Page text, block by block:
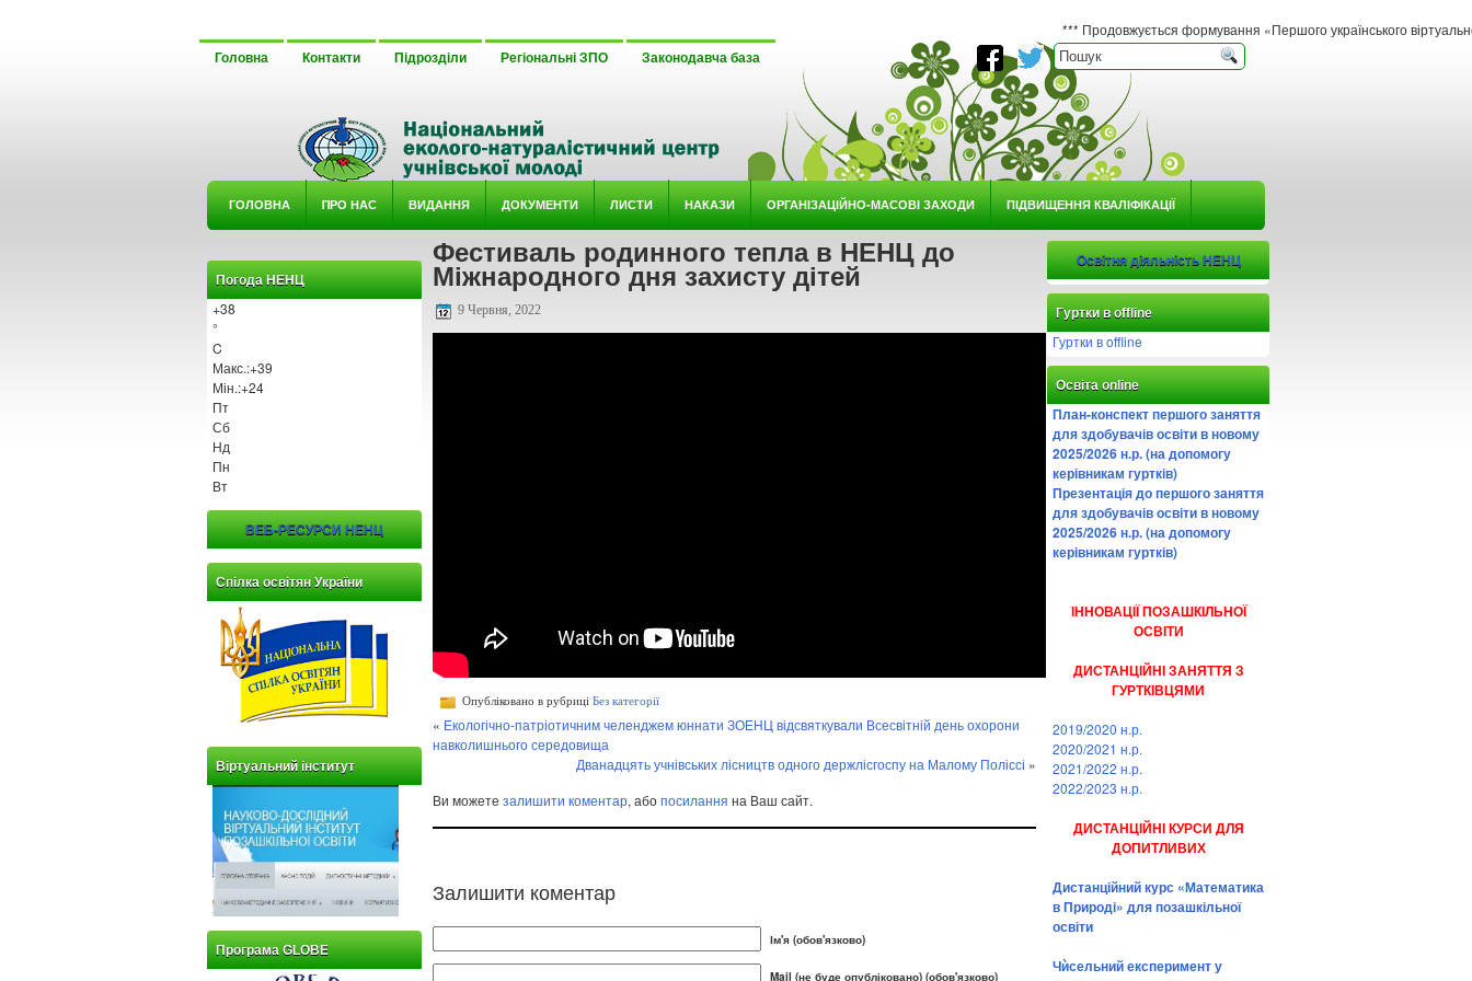
*** Продовжується формування «Першого українського віртуального
Головна Контакти Підрозділи Регіональні ЗПО Законодавча база
ГОЛОВНА ΠРО НАС ВИДАННЯ ДОКУМЕНТИ ЛИСТИ НАКАЗИ ОРГАНІЗАЦІЙНО-МАСОВІ ЗАХОДИ ПІДВИЩЕННЯ КВАЛІФІКАЦІЇ
Погода НЕНЦ
+38
°
C
Макс.:+39
Мін.:+24
Пт
Сб
Нд
Пн
Вт
ВЕБ-РЕСУРСИ НЕНЦ
Спілка освітян України
Віртуальний інститут
Програма GLOBE
Фестиваль родинного тепла в НЕНЦ до
Міжнародного дня захисту дітей
9 Червня, 2022
Опубліковано в рубриці Без категорії
« Екологічно-патріотичним челенджем юннати ЗОЕНЦ відсвяткували Всесвітній день охорони
навколишнього середовища
Дванадцять учнівських лісництв одного держлісгоспу на Малому Поліссі »
Ви можете залишити коментар, абопосилання на Ваш сайт.
Залишити коментар
Ім'я (обов'язково)
Mail (не буде опубліковано) (обов'язково)
Освітня діяльність НЕНЦ
Гуртки в offline
Гуртки в offline
Освіта online
План-конспект першого заняття
для здобувачів освіти в новому
2025/2026 н.р. (на допомогу
керівникам гуртків)
Презентація до першого заняття
для здобувачів освіти в новому
2025/2026 н.р. (на допомогу
керівникам гуртків)
ІННОВАЦІЇ ПОЗАШКІЛЬНОЇ
ОСВІТИ
ДИСТАНЦІЙНІ ЗАНЯТТЯ З
ГУРТКІВЦЯМИ
2019/2020 н.р.
2020/2021 н.р.
2021/2022 н.р.
2022/2023 н.р.
ДИСТАНЦІЙНІ КУРСИ ДЛЯ
ДОПИТЛИВИХ
Дистанційний курс «Математика
в Природі» для позашкільної
освіти
Чѝсельний експеримент у